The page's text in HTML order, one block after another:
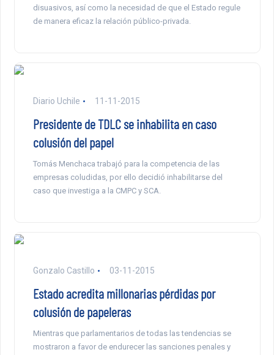
disuasivos, así como la necesidad de que el Estado regule
de manera eficaz la relación público-privada.
Diario Uchile 11-11-2015
Presidente de TDLC se inhabilita en caso
colusión del papel
Tomás Menchaca trabajó para la competencia de las
empresas coludidas, por ello decidió inhabilitarse del
caso que investiga a la CMPC y SCA.
Gonzalo Castillo 03-11-2015
Estado acredita millonarias pérdidas por
colusión de papeleras
Mientras que parlamentarios de todas las tendencias se
mostraron a favor de endurecer las sanciones penales y